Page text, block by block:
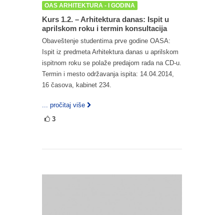
OAS ARHITEKTURA - I GODINA
Kurs 1.2. – Arhitektura danas: Ispit u
aprilskom roku i termin konsultacija
Obaveštenje studentima prve godine OASA:
Ispit iz predmeta Arhitektura danas u aprilskom
ispitnom roku se polaže predajom rada na CD-u.
Termin i mesto održavanja ispita: 14.04.2014,
16 časova, kabinet 234.
... pročitaj više
3